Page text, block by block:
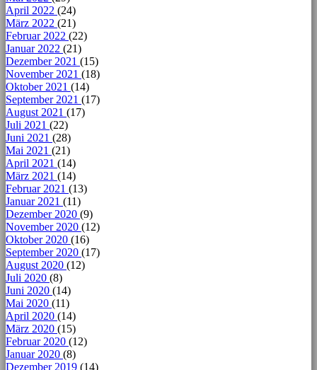
April 2022 (24)
März 2022 (21)
Februar 2022 (22)
Januar 2022 (21)
Dezember 2021 (15)
November 2021 (18)
Oktober 2021 (14)
September 2021 (17)
August 2021 (17)
Juli 2021 (22)
Juni 2021 (28)
Mai 2021 (21)
April 2021 (14)
März 2021 (14)
Februar 2021 (13)
Januar 2021 (11)
Dezember 2020 (9)
November 2020 (12)
Oktober 2020 (16)
September 2020 (17)
August 2020 (12)
Juli 2020 (8)
Juni 2020 (14)
Mai 2020 (11)
April 2020 (14)
März 2020 (15)
Februar 2020 (12)
Januar 2020 (8)
Dezember 2019 (14)